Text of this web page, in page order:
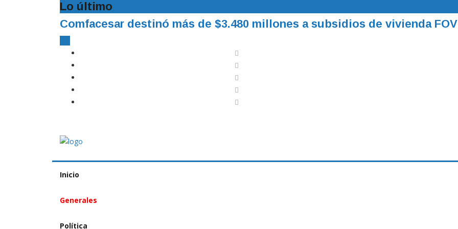
Lo último
Comfacesar destinó más de $3.480 millones a subsidios de vivienda
Inicio
Generales
Política